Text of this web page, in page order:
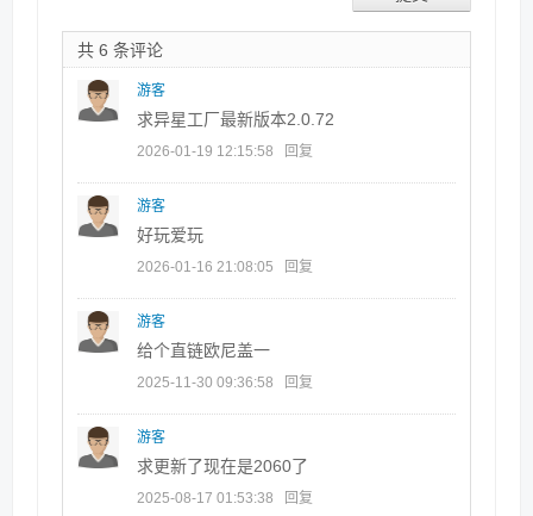
共 6 条评论
游客
求异星工厂最新版本2.0.72
2026-01-19 12:15:58 回复
游客
好玩爱玩
2026-01-16 21:08:05 回复
游客
给个直链欧尼盖一
2025-11-30 09:36:58 回复
游客
求更新了现在是2060了
2025-08-17 01:53:38 回复